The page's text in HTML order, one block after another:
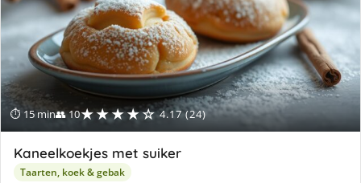
⏱ 15 min👥 10★★★★☆ 4.17 (24)
Kaneelkoekjes met suiker
Taarten, koek & gebak